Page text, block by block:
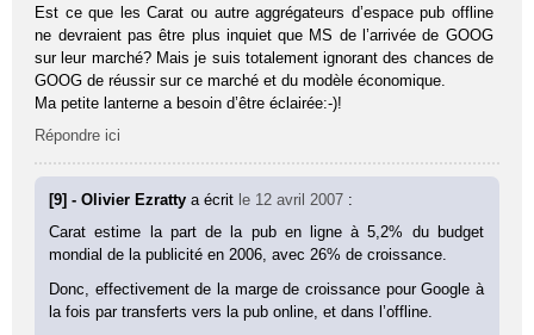
Est ce que les Carat ou autre aggrégateurs d’espace pub offline
ne devraient pas être plus inquiet que MS de l’arrivée de GOOG
sur leur marché? Mais je suis totalement ignorant des chances de
GOOG de réussir sur ce marché et du modèle économique.
Ma petite lanterne a besoin d’être éclairée:-)!
Répondre ici
[9] - Olivier Ezrattya écrit le 12 avril 2007 :
Carat estime la part de la pub en ligne à 5,2% du budget
mondial de la publicité en 2006, avec 26% de croissance.
Donc, effectivement de la marge de croissance pour Google à
la fois par transferts vers la pub online, et dans l’offline.